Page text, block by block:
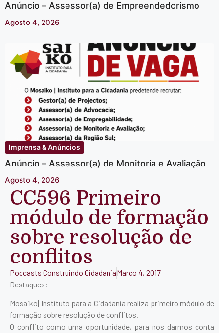
Anúncio – Assessor(a) de Empreendedorismo
Agosto 4, 2026
Imprensa & Anúncios
Anúncio – Assessor(a) de Monitoria e Avaliação
Agosto 4, 2026
CC596 Primeiro
módulo de formação
sobre resolução de
conflitos
Podcasts Construindo CidadaniaMarço 4, 2017
Destaques:
Mosaiko| Instituto para a Cidadania realiza primeiro módulo de
formação sobre resolução de conflitos.
O conflito como uma oportunidade, para nos darmos conta